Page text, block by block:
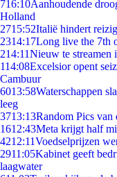
716:10Aanhoudende
Holland
2715:52Italië hindert
2314:17Long live the 7th
214:11Nieuw te streamen
114:08Excelsior opent
Cambuur
6013:58Waterschappen
leeg
3713:13Random Pics van
1612:43Meta krijgt half
4212:11Voedselprijzen
2911:05Kabinet geeft
laagwater